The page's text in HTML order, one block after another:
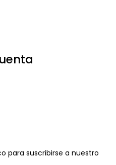
para suscribirse a nuestro